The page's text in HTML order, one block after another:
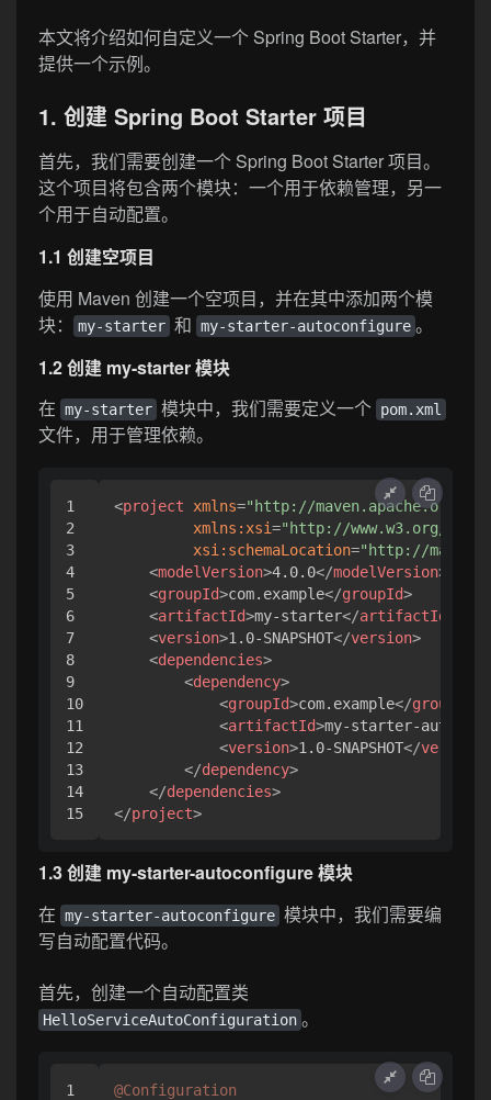
本文将介绍如何自定义一个 Spring Boot Starter，并
提供一个示例。
1. 创建 Spring Boot Starter 项目
首先，我们需要创建一个 Spring Boot Starter 项目。
这个项目将包含两个模块：一个用于依赖管理，另一
个用于自动配置。
1.1 创建空项目
使用 Maven 创建一个空项目，并在其中添加两个模
块：
my-starter 和 my-starter-autoconfigure 。
1.2 创建 my-starter 模块
在 my-starter 模块中，我们需要定义一个 pom.xml
文件，用于管理依赖。
1
2
3
4
5
6
7
8
9
10
11
12
13
14
<project xmlns="http://maven.apache.org/
xmlns:xsi="http://www.w3.org/2001/
xsi:schemaLocation="http://
<modelVersion>4.0.0</modelVersion>
<groupId>com.example</groupId>
<artifactId>my-starter</artifactId
<version>1.0-SNAPSHOT</version>
<dependencies>
<dependency>
<groupId>com.example</groupId
<artifactId>my-starter-
<version>1.0-SNAPSHOT</version
</dependency>
</dependencies>
</project>
1.3 创建 my-starter-autoconfigure 模块
在 my-starter-autoconfigure 模块中，我们需要编
写自动配置代码。
首先，创建一个自动配置类
HelloServiceAutoConfiguration 。
1
@Configuration